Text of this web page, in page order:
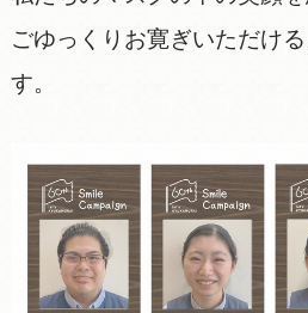
ごゆっくりお寛ぎいただけ
す。